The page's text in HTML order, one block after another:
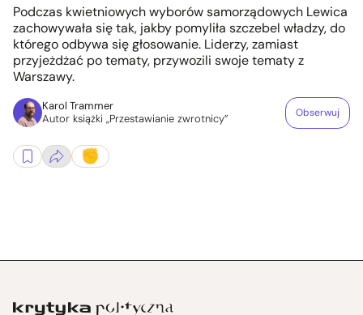
Podczas kwietniowych wyborów samorządowych Lewica
zachowywała się tak, jakby pomyliła szczebel władzy, do
którego odbywa się głosowanie. Liderzy, zamiast
przyjeżdżać po tematy, przywozili swoje tematy z
Warszawy.
Karol Trammer
Autor książki „Przestawianie zwrotnicy”
Obserwuj